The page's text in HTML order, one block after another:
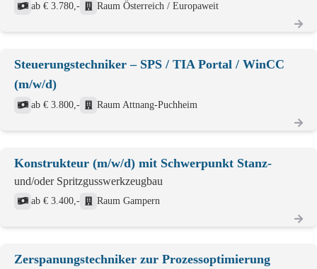
ab € 3.780,- Raum Österreich / Europaweit
Steuerungstechniker – SPS / TIA Portal / WinCC
(m/w/d)
ab € 3.800,- Raum Attnang-Puchheim
Konstrukteur (m/w/d) mit Schwerpunkt Stanz-
und/oder Spritzgusswerkzeugbau
ab € 3.400,- Raum Gampern
Zerspanungstechniker zur Prozessoptimierung